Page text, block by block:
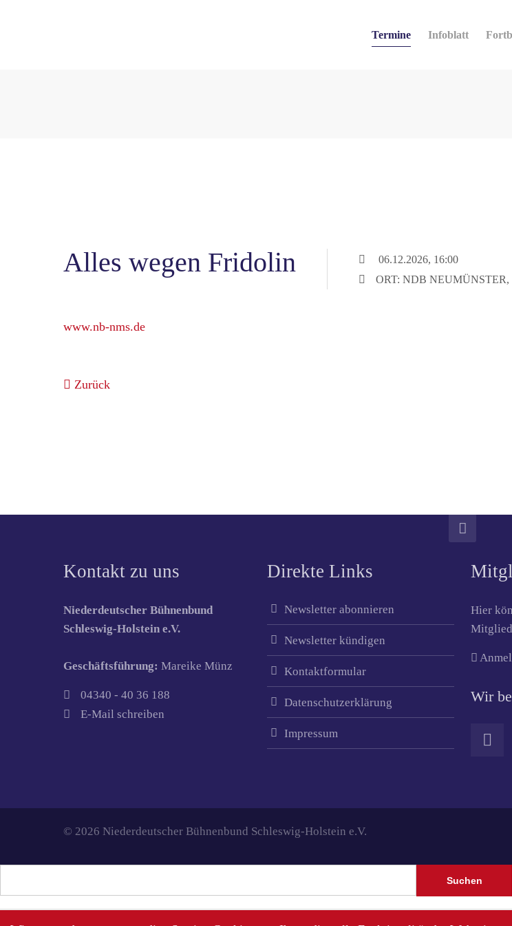
Termine Infoblatt
Alles wegen Fridolin
06.12.2026, 16:00
ORT: NDB NEUMÜNSTER,
www.nb-nms.de
Zurück
Kontakt zu uns
Niederdeutscher Bühnenbund
Schleswig-Holstein e.V.
Geschäftsführung:Mareike Münz
04340 - 40 36 188
E-Mail schreiben
Direkte Links
Newsletter abonnieren
Newsletter kündigen
Kontaktformular
Datenschutzerklärung
Impressum
Hier
Wir
© 2026 Niederdeutscher Bühnenbund Schleswig-Holstein e.V.
Suchen